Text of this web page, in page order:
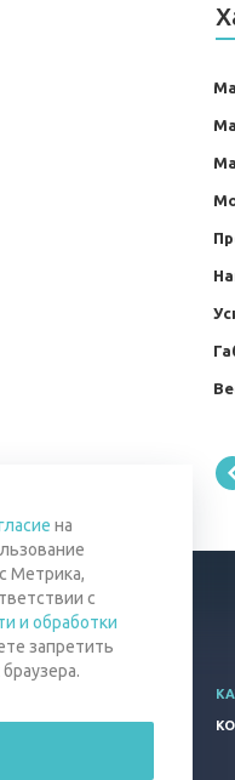
на
Метрика,
с
и обработки
запретить